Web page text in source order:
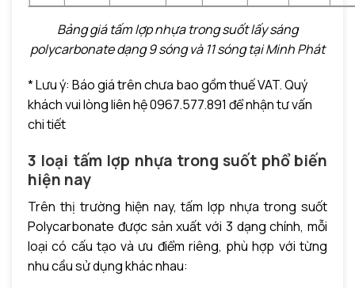
Bảng giá tấm lợp nhựa trong suốt lấy sáng
polycarbonate dạng 9 sóng và 11 sóng tại Minh Phát
* Lưu ý: Báo giá trên chưa bao gồm thuế VAT. Quý
khách vui lòng liên hệ 0967.577.891 để nhận tư vấn
chi tiết
3 loại tấm lợp nhựa trong suốt phổ biến
hiện nay
Trên thị trường hiện nay, tấm lợp nhựa trong suốt
Polycarbonate được sản xuất với 3 dạng chính, mỗi
loại có cấu tạo và ưu điểm riêng, phù hợp với từng
nhu cầu sử dụng khác nhau: